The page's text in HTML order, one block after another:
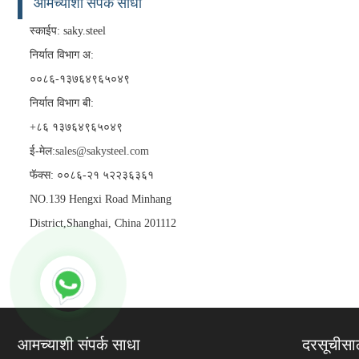
स्काईप: saky.steel
निर्यात विभाग अ:
००८६-१३७६४९६५०४९
निर्यात विभाग बी:
+८६ १३७६४९६५०४९
ई-मेल:sales@sakysteel.com
फॅक्स: ००८६-२१ ५२२३६३६१
NO.139 Hengxi Road Minhang
District,Shanghai, China 201112
आमच्याशी संपर्क साधा